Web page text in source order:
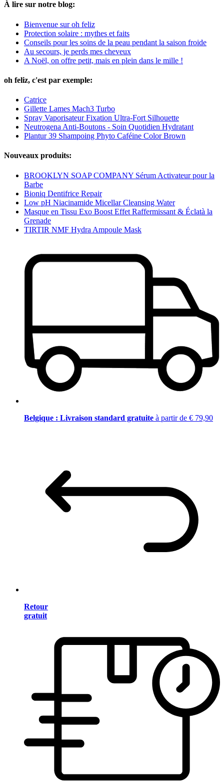
À lire sur notre blog:
Bienvenue sur oh feliz
Protection solaire : mythes et faits
Conseils pour les soins de la peau pendant la saison froide
Au secours, je perds mes cheveux
A Noël, on offre petit, mais en plein dans le mille !
oh feliz, c'est par exemple:
Catrice
Gillette Lames Mach3 Turbo
Spray Vaporisateur Fixation Ultra-Fort Silhouette
Neutrogena Anti-Boutons - Soin Quotidien Hydratant
Plantur 39 Shampoing Phyto Caféine Color Brown
Nouveaux produits:
BROOKLYN SOAP COMPANY Sérum Activateur pour la
Barbe
Bioniq Dentifrice Repair
Low pH Niacinamide Micellar Cleansing Water
Masque en Tissu Exo Boost Effet Raffermissant & Éclatà la
Grenade
TIRTIR NMF Hydra Ampoule Mask
Belgique : Livraison standard gratuite à partir de € 79,90
Retour
gratuit